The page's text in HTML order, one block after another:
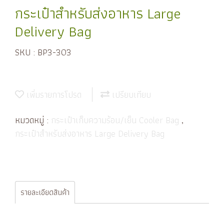
กระเป๋าสำหรับส่งอาหาร Large
Delivery Bag
SKU : BP3-303
เพิ่มรายการโปรด
เปรียบเทียบ
หมวดหมู่ : กระเป๋าเก็บความร้อน/เย็น Cooler Bag ,
กระเป๋าสำหรับส่งอาหาร Large Delivery Bag
รายละเอียดสินค้า